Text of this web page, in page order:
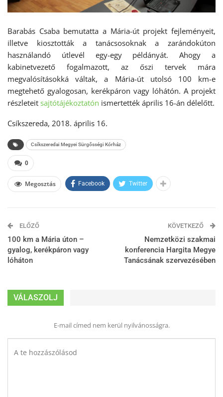
Barabás Csaba bemutatta a Mária-út projekt fejleményeit,
illetve kiosztották a tanácsosoknak a zarándokúton
használandó útlevél egy-egy példányát. Ahogy a
kabinetvezető fogalmazott, az őszi tervek mára
megvalósításokká váltak, a Mária-út utolsó 100 km-e
megtehető gyalogosan, kerékpáron vagy lóhátón. A projekt
részleteit sajtótájékoztatón ismertették április 16-án délelőtt.
Csíkszereda, 2018. április 16.
Csíkszeredai Megyei Sürgősségi Kórház
0
Megosztás Facebook Twitter
ELŐZŐ
100 km a Mária úton –
gyalog, kerékpáron vagy
lóháton
KÖVETKEZŐ
Nemzetközi szakmai
konferencia Hargita Megye
Tanácsának szervezésében
VÁLASZOLJ
E-mail címed nem kerül nyilvánosságra.